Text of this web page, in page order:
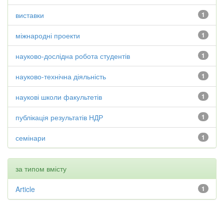
1
виставки
1
міжнародні проекти
1
науково-дослідна робота студентів
1
науково-технічна діяльність
1
наукові школи факультетів
1
публікація результатів НДР
1
семінари
за типом вмісту
1
Article